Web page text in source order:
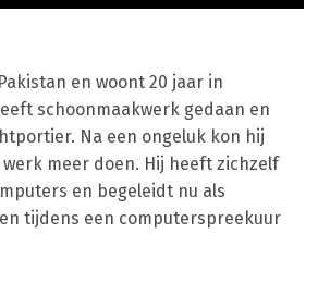
en woont 20 jaar in
schoonmaakwerk gedaan en
Na een ongeluk kon hij
meer doen. Hij heeft zichzelf
en begeleidt nu als
tijdens een computerspreekuur